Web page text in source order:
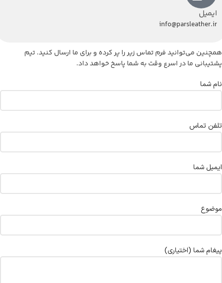
ایمیل
info@parsleather.ir
همچنین می‌توانید فرم تماس زیر را پر کرده و برای ما ارسال کنید. تیم
پشتیبانی ما در اسرع وقت به شما پاسخ خواهد داد.
نام شما
تلفن تماس
ایمیل شما
موضوع
پیغام شما (اختیاری)